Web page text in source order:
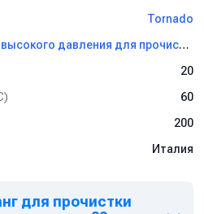
Tornado
Шланги (рукава) высокого давления для прочистки канализации Tornado
20
60
200
Италия
для прочистки